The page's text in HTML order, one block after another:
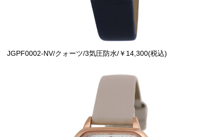
JGPF0002-NV/クォーツ/3気圧防水/￥14,300(税込)